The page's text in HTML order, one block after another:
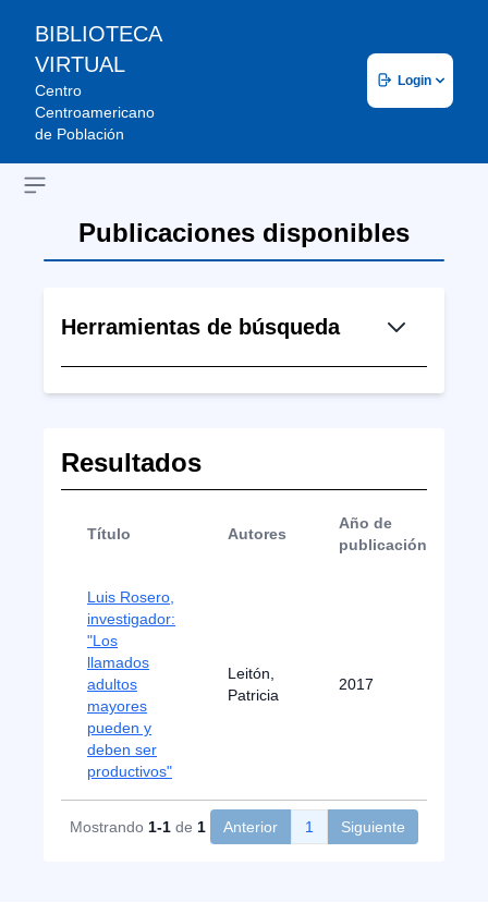
BIBLIOTECA
VIRTUAL
Centro
Centroamericano
de Población
Login
Open sidebar
Publicaciones disponibles
Herramientas de búsqueda
Resultados
Título Autores
Año de
publicación
Luis Rosero,
investigador:
"Los
llamados
adultos
mayores
pueden y
deben ser
productivos"
Leitón,
Patricia
2017
Mostrando 1-1 de 1 Anterior 1 Siguiente